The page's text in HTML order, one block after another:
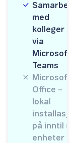
Samarbeid
med
kolleger
via
Microsoft
Teams
Microsoft
Office –
lokal
installasjon
på inntil 5
enheter